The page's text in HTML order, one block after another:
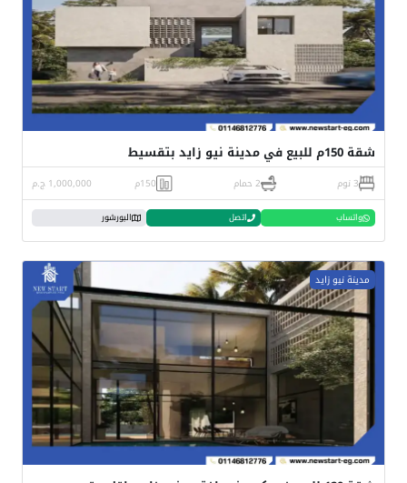
شقة 150م للبيع في مدينة نيو زايد بتقسيط
3 نوم 2 حمام 150م 1,000,000 ج.م
واتساب اتصل البورشور
مدينة نيو زايد